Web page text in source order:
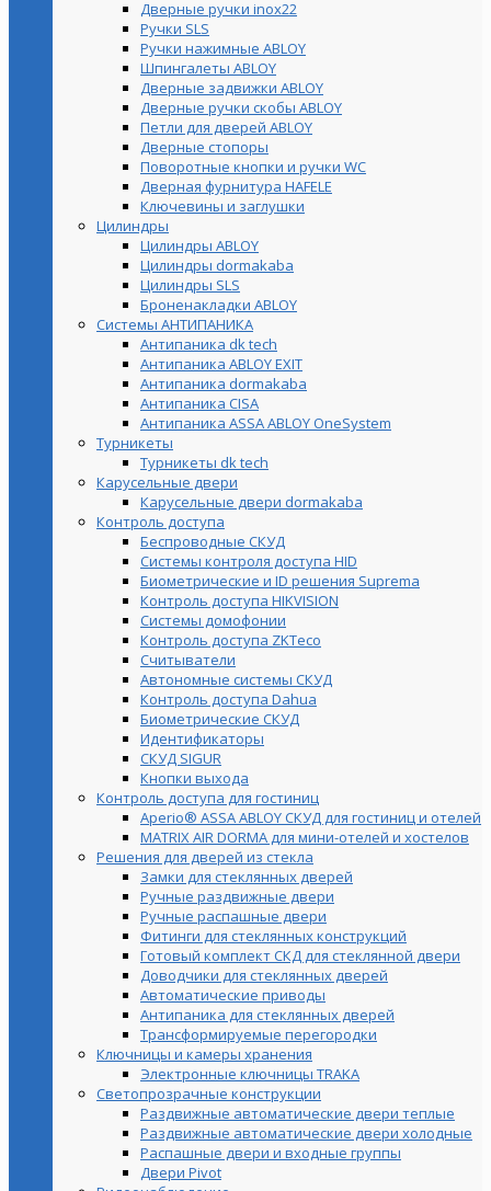
Дверные ручки inox22
Ручки SLS
Ручки нажимные ABLOY
Шпингалеты ABLOY
Дверные задвижки ABLOY
Дверные ручки скобы ABLOY
Петли для дверей ABLOY
Дверные стопоры
Поворотные кнопки и ручки WC
Дверная фурнитура HAFELE
Ключевины и заглушки
Цилиндры
Цилиндры ABLOY
Цилиндры dormakaba
Цилиндры SLS
Броненакладки ABLOY
Системы АНТИПАНИКА
Антипаника dk tech
Антипаника ABLOY EXIT
Антипаника dormakaba
Антипаника СISA
Антипаника ASSA ABLOY OneSystem
Турникеты
Турникеты dk tech
Карусельные двери
Карусельные двери dormakaba
Контроль доступа
Беспроводные СКУД
Системы контроля доступа HID
Биометрические и ID решения Suprema
Контроль доступа HIKVISION
Системы домофонии
Контроль доступа ZKTeco
Считыватели
Автономные системы СКУД
Контроль доступа Dahua
Биометрические СКУД
Идентификаторы
СКУД SIGUR
Кнопки выхода
Контроль доступа для гостиниц
Aperio® ASSA ABLOY СКУД для гостиниц и отелей
MATRIX AIR DORMA для мини-отелей и хостелов
Решения для дверей из стекла
Замки для стеклянных дверей
Ручные раздвижные двери
Ручные распашные двери
Фитинги для стеклянных конструкций
Готовый комплект СКД для стеклянной двери
Доводчики для стеклянных дверей
Автоматические приводы
Антипаника для стеклянных дверей
Трансформируемые перегородки
Ключницы и камеры хранения
Электронные ключницы TRAKA
Светопрозрачные конструкции
Раздвижные автоматические двери теплые
Раздвижные автоматические двери холодные
Распашные двери и входные группы
Двери Pivot